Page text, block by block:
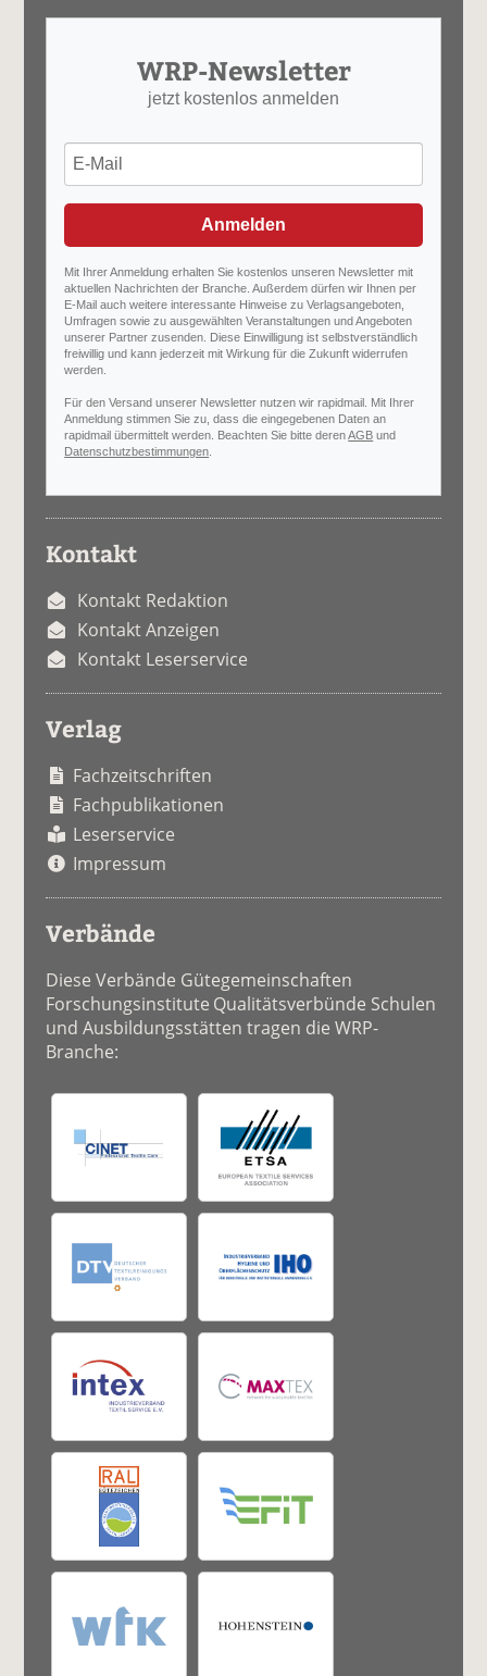
WRP-Newsletter
jetzt kostenlos anmelden
Anmelden
Mit Ihrer Anmeldung erhalten Sie kostenlos unseren Newsletter mit
aktuellen Nachrichten der Branche. Außerdem dürfen wir Ihnen per
E-Mail auch weitere interessante Hinweise zu Verlagsangeboten,
Umfragen sowie zu ausgewählten Veranstaltungen und Angeboten
unserer Partner zusenden. Diese Einwilligung ist selbstverständlich
freiwillig und kann jederzeit mit Wirkung für die Zukunft widerrufen
werden.
Für den Versand unserer Newsletter nutzen wir rapidmail. Mit Ihrer
Anmeldung stimmen Sie zu, dass die eingegebenen Daten an
rapidmail übermittelt werden. Beachten Sie bitte derenAGB und
Datenschutzbestimmungen
Kontakt
Kontakt Redaktion
Kontakt Anzeigen
Kontakt Leserservice
Verlag
Fachzeitschriften
Fachpublikationen
Leserservice
Impressum
Verbände
Diese Verbände Gütegemeinschaften
Forschungsinstitute Qualitätsverbünde Schulen
und Ausbildungsstätten tragen die WRP-
Branche: